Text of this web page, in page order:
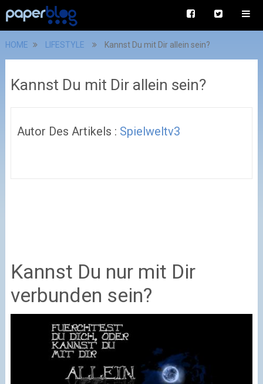
HOME LIFESTYLE Kannst Du mit Dir allein sein?
Kannst Du mit Dir allein sein?
Autor Des Artikels : Spielweltv3
Kannst Du nur mit Dir
verbunden sein?